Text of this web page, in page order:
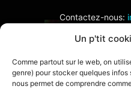
Un p'tit
Comme partout sur le web, on
genre) pour stocker quelques
nous permet de comprendre
Contactez-nous: